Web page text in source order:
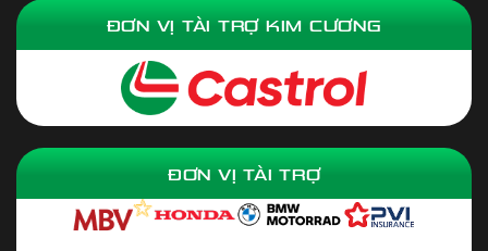
ĐƠN VỊ TÀI TRỢ KIM CƯƠNG
ĐƠN VỊ TÀI TRỢ